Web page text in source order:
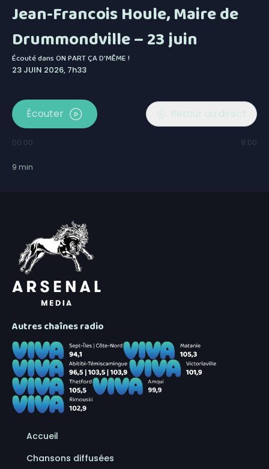
Jean-Francois Houle, Maire de
Drummondville – 23 juin
Écouté dansON PART ÇA D'MÊME !
23 JUIN 2026, 7h33
Écouter Retour au direct
00:00 9:00
9 min
Autres chaînes radio
Accueil
Chansons diffusées